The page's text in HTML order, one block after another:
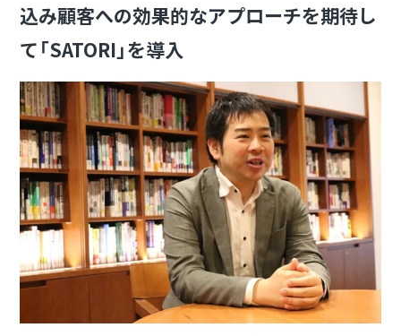
込み顧客への効果的なアプローチを期待し
て「SATORI」を導入